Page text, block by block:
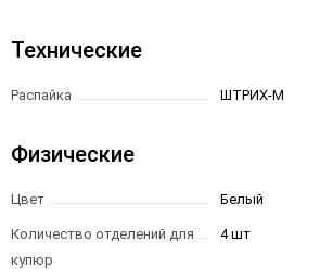
Технические
Распайка ШТРИХ-М
Физические
Цвет Белый
Количество отделений для
купюр
4 шт